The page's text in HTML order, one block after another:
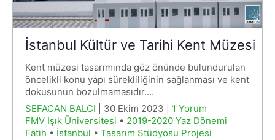
İstanbul Kültür ve Tarihi Kent Müzesi
Kent müzesi tasarımında göz önünde bulundurulan
öncelikli konu yapı sürekliliğinin sağlanması ve kent
dokusunun bozulmamasıdır….
SEFACAN BALCI | 30 Ekim 2023 | 1 Yorum
FMV Işık Üniversitesi • 2019-2020 Yaz Dönemi
Fatih • İstanbul • Tasarım Stüdyosu Projesi